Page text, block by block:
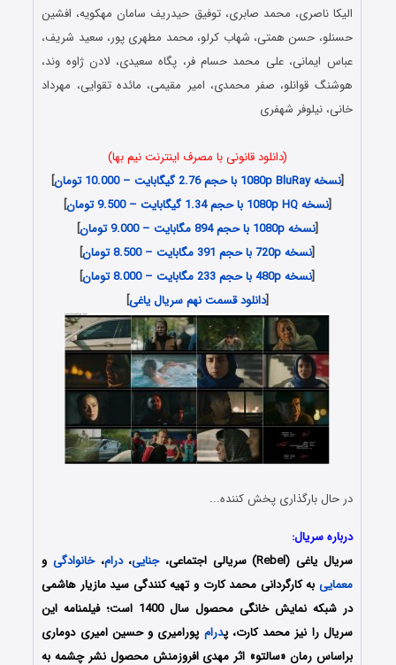
الیکا ناصری، محمد صابری، توفیق حیدریف سامان مهکویه، افشین
حسنلو، حسن همتی، شهاب کرلو، محمد مطهری پور، سعید شریف،
عباس ایمانی، علی محمد حسام فر، پگاه سعیدی، لادن ژاوه وند،
هوشنگ قوانلو، صفر محمدی، امیر مقیمی، مائده تقوایی، مهرداد
خانی، نیلوفر شهفری
(دانلود قانونی با مصرف اینترنت نیم بها)
[نسخه 1080p BluRay با حجم 2.76 گیگابایت – 10.000 تومان
]
[نسخه 1080p HQ با حجم 1.34 گیگابایت – 9.500 تومان
]
[نسخه 1080p با حجم 894 مگابایت – 9.000 تومان
]
[نسخه 720p با حجم 391 مگابایت – 8.500 تومان
]
[نسخه 480p با حجم 233 مگابایت – 8.000 تومان
]
[دانلود قسمت نهم سریال یاغی]
در حال بارگذاری پخش کننده...
درباره سریال:
سریال یاغی (Rebel) سریالی اجتماعی،
جنایی،درام،خانوادگی و
معمایی به کارگردانی محمد کارت و تهیه کنندگی سید مازیار هاشمی
در شبکه نمایش خانگی محصول سال 1400 است؛ فیلمنامه این
سریال را نیز محمد کارت، پدرام پورامیری و حسین امیری دوماری
براساس رمان «سالتو» اثر مهدی افروزمنش محصول نشر چشمه به